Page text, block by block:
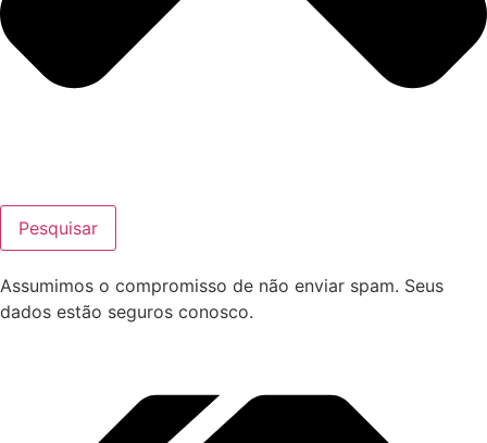
Pesquisar
Assumimos o compromisso de não enviar spam. Seus
dados estão seguros conosco.